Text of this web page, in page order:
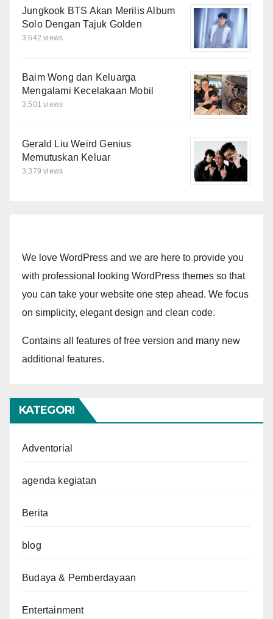
Jungkook BTS Akan Merilis Album
Solo Dengan Tajuk Golden
3,642 views
Baim Wong dan Keluarga
Mengalami Kecelakaan Mobil
3,501 views
Gerald Liu Weird Genius
Memutuskan Keluar
3,379 views
We love WordPress and we are here to provide you
with professional looking WordPress themes so that
you can take your website one step ahead. We focus
on simplicity, elegant design and clean code.
Contains all features of free version and many new
additional features.
KATEGORI
Adventorial
agenda kegiatan
Berita
blog
Budaya & Pemberdayaan
Entertainment